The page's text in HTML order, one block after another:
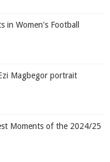
in Women's Football
Magbegor portrait
Moments of the 2024/25